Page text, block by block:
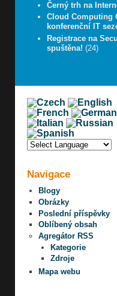
Černý trh na
Cloud Computing
konferenční IT
Registrace na
spuštěna! (24)
Navigace
Blogy
Obrázky
Poslední příspěvky
Oblíbený obsah
Agregátor RSS
Kategorie
Zdroje
Mapa webu